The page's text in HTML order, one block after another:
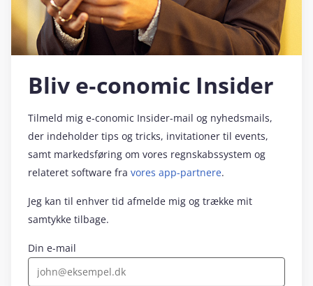
Bliv e‑conomic Insider
Tilmeld mig e‑conomic Insider-mail og nyhedsmails,
der indeholder tips og tricks, invitationer til events,
samt markedsføring om vores regnskabssystem og
relateret software fra vores app-partnere.
Jeg kan til enhver tid afmelde mig og trække mit
samtykke tilbage.
Din e-mail